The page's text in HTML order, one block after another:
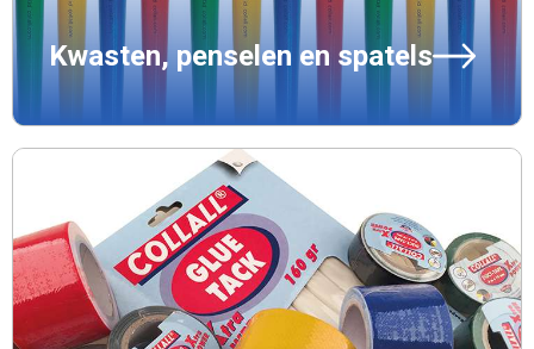
Kwasten, penselen en spatels